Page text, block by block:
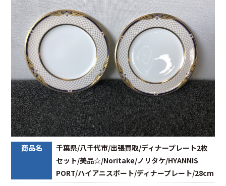
商品名
千葉県/八千代市/出張買取/ディナープレート2枚
セット/美品☆/Noritake/ノリタケ/HYANNIS
PORT/ハイアニスポート/ディナープレート/28cm